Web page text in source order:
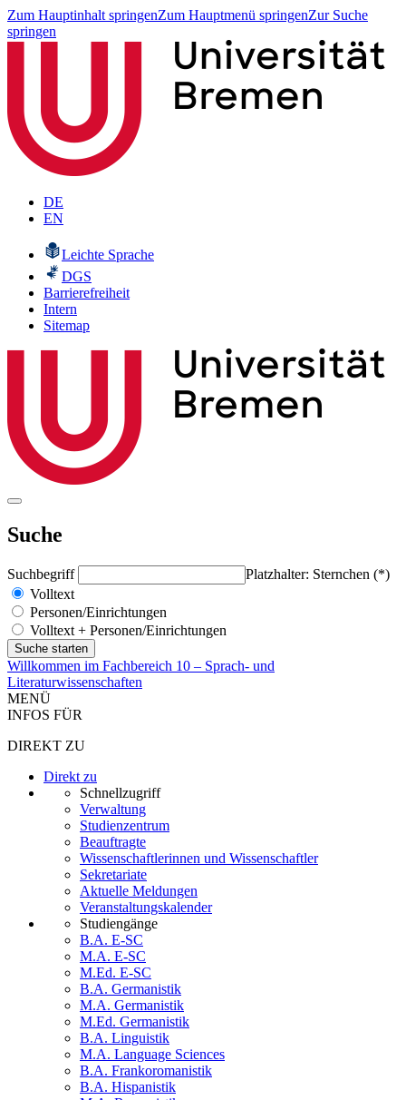
Zum Hauptinhalt springenZum Hauptmenü springenZur Suche
springen
DE
EN
Leichte Sprache
DGS
Barrierefreiheit
Intern
Sitemap
Suche
Suchbegriff
Platzhalter: Sternchen (*)
Volltext
Personen/Einrichtungen
Volltext + Personen/Einrichtungen
Willkommen im Fachbereich 10 – Sprach- und
Literaturwissenschaften
MENÜ
INFOS FÜR
DIREKT ZU
Direkt zu
Schnellzugriff
Verwaltung
Studienzentrum
Beauftragte
Wissenschaftlerinnen und Wissenschaftler
Sekretariate
Aktuelle Meldungen
Veranstaltungskalender
Studiengänge
B.A. E-SC
M.A. E-SC
M.Ed. E-SC
B.A. Germanistik
M.A. Germanistik
M.Ed. Germanistik
B.A. Linguistik
M.A. Language Sciences
B.A. Frankoromanistik
B.A. Hispanistik